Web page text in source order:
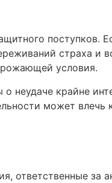
поступков.
страха и
условия.
неудаче крайне
может влечь
ответственные за